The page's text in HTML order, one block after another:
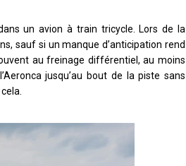
un avion à train tricycle. Lors de la
sauf si un manque d’anticipation rend
au freinage différentiel, au moins
jusqu’au bout de la piste sans